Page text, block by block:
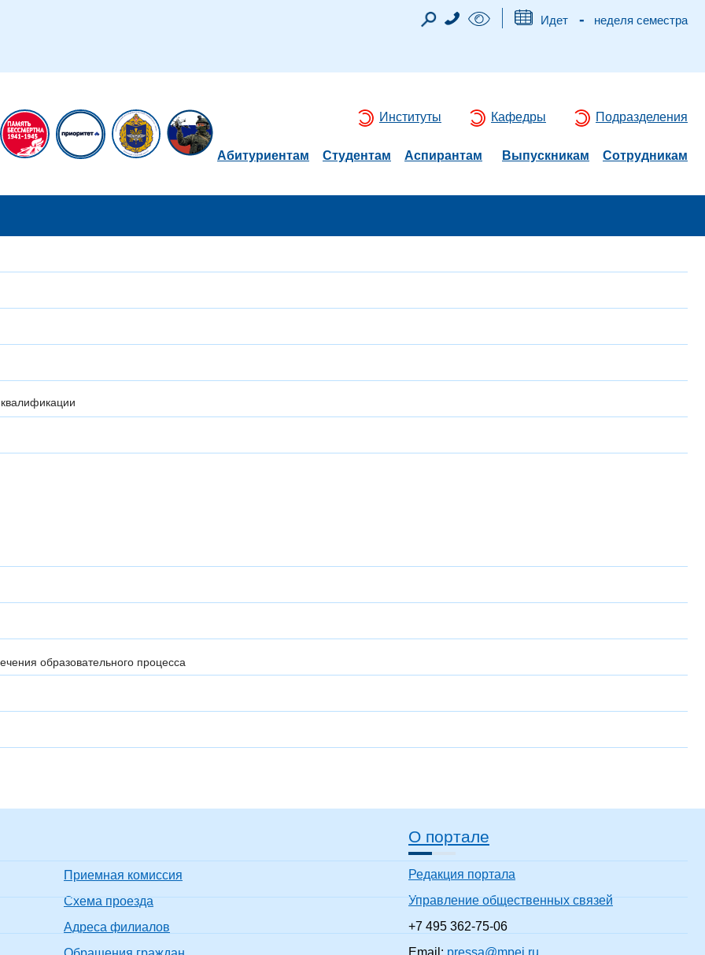
Идет - неделя семестра
Институты Кафедры Подразделения
Абитуриентам Студентам Аспирантам Выпускникам Сотрудникам
образовательного процесса
Приемная комиссия
Схема проезда
Адреса филиалов
О портале
Редакция портала
Управление общественных связей
+7 495 362-75-06
Email: pressa@mpei.ru